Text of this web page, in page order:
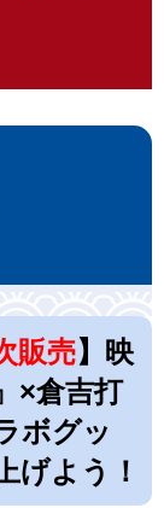
販売】映
×倉吉打
ボグッ
げよう！